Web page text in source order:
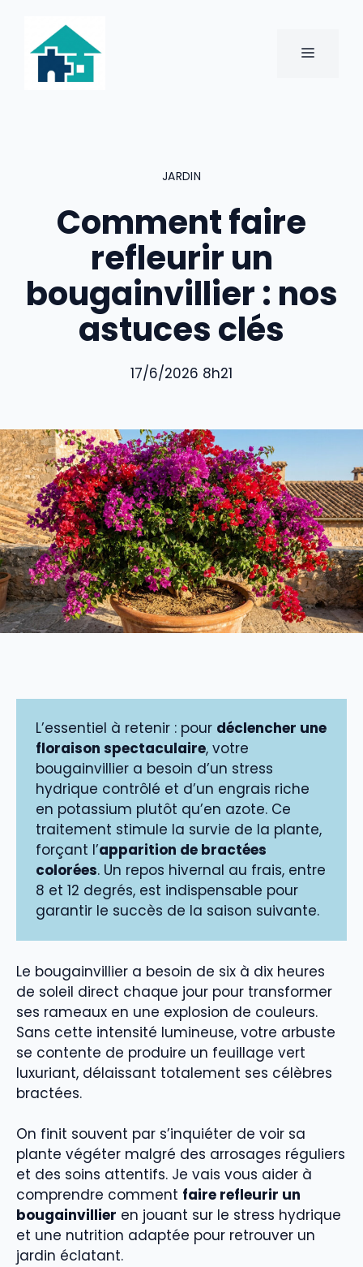
contenu
MENU
JARDIN
Comment faire
refleurir un
bougainvillier : nos
astuces clés
17/6/2026 8h21
L’essentiel à retenir : pour déclencher une
floraison spectaculaire, votre
bougainvillier a besoin d’un stress
hydrique contrôlé et d’un engrais riche
en potassium plutôt qu’en azote. Ce
traitement stimule la survie de la plante,
forçant l’apparition de bractées
colorées. Un repos hivernal au frais, entre
8 et 12 degrés, est indispensable pour
garantir le succès de la saison suivante.
Le bougainvillier a besoin de six à dix heures
de soleil direct chaque jour pour transformer
ses rameaux en une explosion de couleurs.
Sans cette intensité lumineuse, votre arbuste
se contente de produire un feuillage vert
luxuriant, délaissant totalement ses célèbres
bractées.
On finit souvent par s’inquiéter de voir sa
plante végéter malgré des arrosages réguliers
et des soins attentifs. Je vais vous aider à
comprendre comment faire refleurir un
bougainvillier en jouant sur le stress hydrique
et une nutrition adaptée pour retrouver un
jardin éclatant.